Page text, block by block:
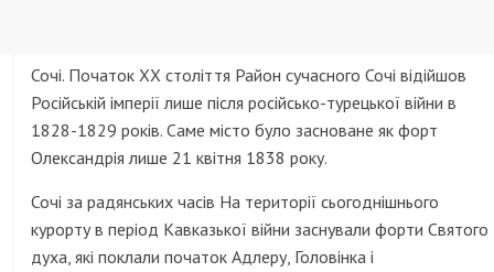
Сочі. Початок ХХ століття Район сучасного Сочі відійшов
Російській імперії лише після російсько-турецької війни в
1828-1829 років. Саме місто було засноване як форт
Олександрія лише 21 квітня 1838 року.
Сочі за радянських часів На території сьогоднішнього
курорту в період Кавказької війни заснували форти Святого
духа, які поклали початок Адлеру, Головінка і